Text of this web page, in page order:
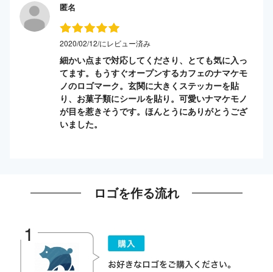
匿名
2020/02/12/にレビュー済み
細かい点まで対応してくださり、とても気に入っ
てます。もうすぐオープンするカフェのナマケモ
ノのロゴマーク。玄関に大きくステッカーを貼
り、お菓子類にシールを貼り。可愛いナマケモノ
が目を惹きそうです。ほんとうにありがとうござ
いました。
ロゴを作る流れ